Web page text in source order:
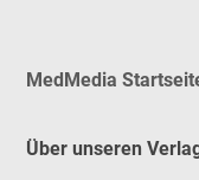
MedMedia
Über unseren